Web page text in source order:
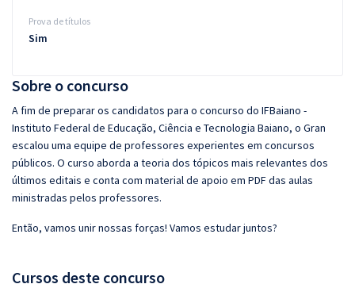
Sobre o concurso
A fim de preparar os candidatos para o concurso do IFBaiano -
Instituto Federal de Educação, Ciência e Tecnologia Baiano, o Gran
escalou uma equipe de professores experientes em concursos
públicos. O curso aborda a teoria dos tópicos mais relevantes dos
últimos editais e conta com material de apoio em PDF das aulas
ministradas pelos professores.
Então, vamos unir nossas forças! Vamos estudar juntos?
Cursos deste concurso
Prova de títulos
Sim